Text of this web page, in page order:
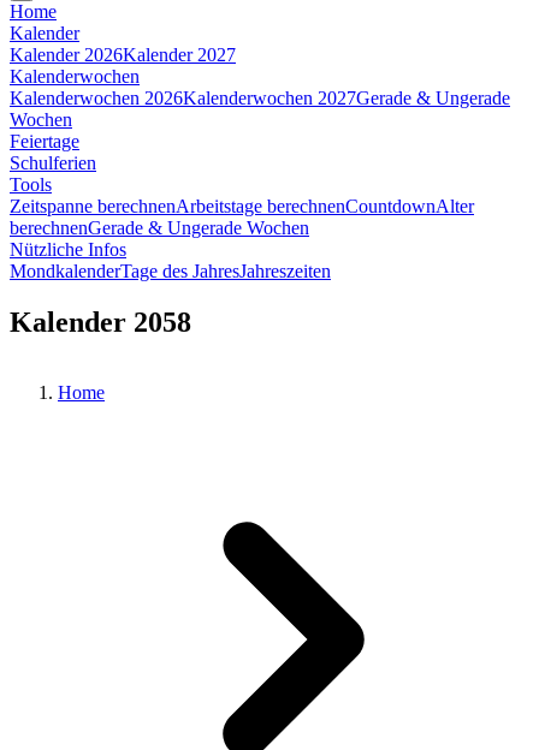
Home
Kalender
Kalender 2026Kalender 2027
Kalenderwochen
Kalenderwochen 2026Kalenderwochen 2027Gerade & Ungerade
Wochen
Feiertage
Schulferien
Tools
Zeitspanne berechnenArbeitstage berechnenCountdownAlter
berechnenGerade & Ungerade Wochen
Nützliche Infos
MondkalenderTage des JahresJahreszeiten
Kalender 2058
Home